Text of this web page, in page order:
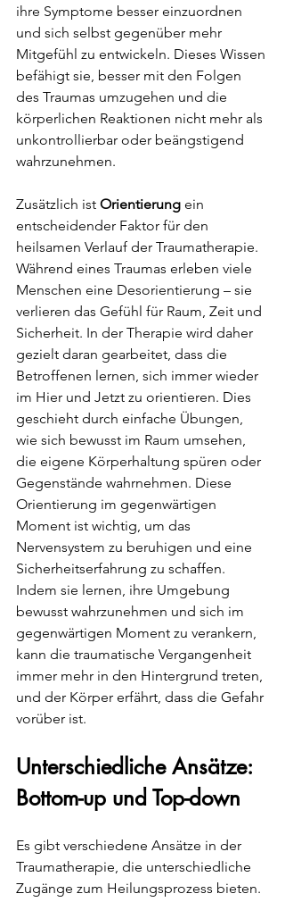
ihre Symptome besser einzuordnen
und sich selbst gegenüber mehr
Mitgefühl zu entwickeln. Dieses Wissen
befähigt sie, besser mit den Folgen
des Traumas umzugehen und die
körperlichen Reaktionen nicht mehr als
unkontrollierbar oder beängstigend
wahrzunehmen.
Zusätzlich ist Orientierung ein
entscheidender Faktor für den
heilsamen Verlauf der Traumatherapie.
Während eines Traumas erleben viele
Menschen eine Desorientierung – sie
verlieren das Gefühl für Raum, Zeit und
Sicherheit. In der Therapie wird daher
gezielt daran gearbeitet, dass die
Betroffenen lernen, sich immer wieder
im Hier und Jetzt zu orientieren. Dies
geschieht durch einfache Übungen,
wie sich bewusst im Raum umsehen,
die eigene Körperhaltung spüren oder
Gegenstände wahrnehmen. Diese
Orientierung im gegenwärtigen
Moment ist wichtig, um das
Nervensystem zu beruhigen und eine
Sicherheitserfahrung zu schaffen.
Indem sie lernen, ihre Umgebung
bewusst wahrzunehmen und sich im
gegenwärtigen Moment zu verankern,
kann die traumatische Vergangenheit
immer mehr in den Hintergrund treten,
und der Körper erfährt, dass die Gefahr
vorüber ist.
Unterschiedliche Ansätze:
Bottom-up und Top-down
Es gibt verschiedene Ansätze in der
Traumatherapie, die unterschiedliche
Zugänge zum Heilungsprozess bieten.